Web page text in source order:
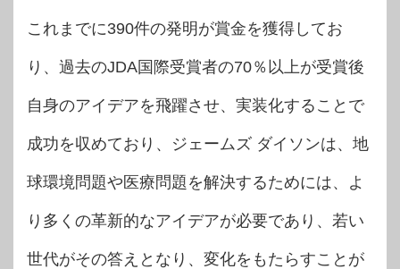
これまでに390件の発明が賞金を獲得してお
り、過去のJDA国際受賞者の70％以上が受賞後
自身のアイデアを飛躍させ、実装化することで
成功を収めており、ジェームズ ダイソンは、地
球環境問題や医療問題を解決するためには、よ
り多くの革新的なアイデアが必要であり、若い
世代がその答えとなり、変化をもたらすことが